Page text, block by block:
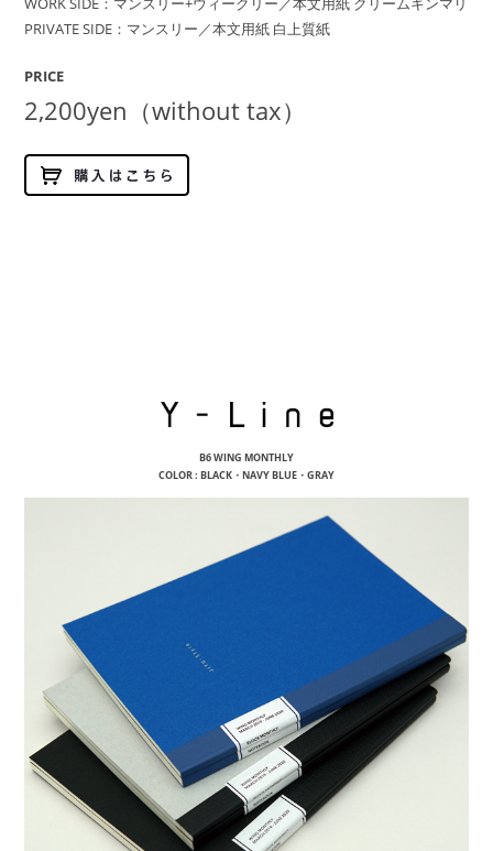
PRIVATE SIDE：マンスリー／本文用紙 白上質紙
PRICE
2,200yen（without tax）
B6 WING MONTHLY
COLOR : BLACK・NAVY BLUE・GRAY